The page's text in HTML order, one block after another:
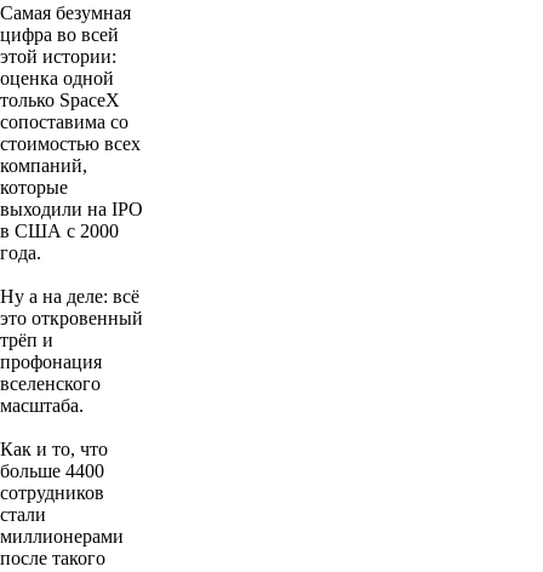
Самая безумная
цифра во всей
этой истории:
оценка одной
только SpaceX
сопоставима со
стоимостью всех
компаний,
которые
выходили на IPO
в США с 2000
года.
Ну а на деле: всё
это откровенный
трёп и
профонация
вселенского
масштаба.
Как и то, что
больше 4400
сотрудников
стали
миллионерами
после такого